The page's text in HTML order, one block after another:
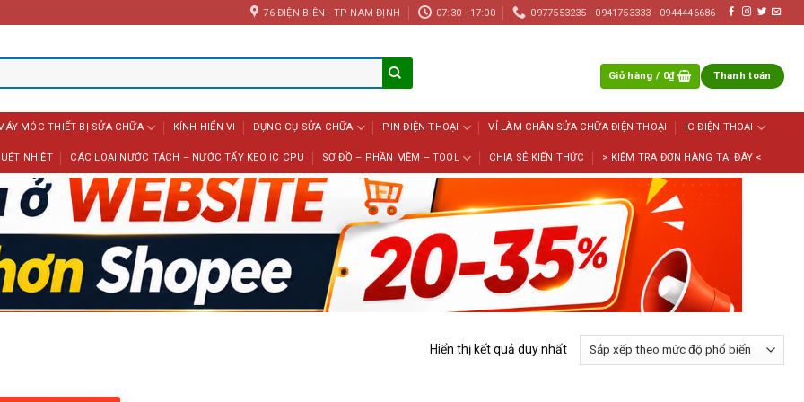
76 ĐIỆN BIÊN - TP NAM ĐỊNH 07:30 - 17:00 0977553235 - 0941753333 - 0944446686
Giỏ hàng / 0₫ Thanh toán
MÓC THIẾT BỊ SỬA CHỮA KÍNH HIỂN VI DỤNG CỤ SỬA CHỮA PIN ĐIỆN THOẠI VỈ LÀM CHÂN SỬA CHỮA ĐIỆN THOẠI IC ĐIỆN THOẠI
NHIỆT CÁC LOẠI NƯỚC TÁCH – NƯỚC TẨY KEO IC CPU SƠ ĐỒ – PHẦN MỀM – TOOL CHIA SẺ KIẾN THỨC > KIỂM TRA ĐƠN HÀNG TẠI ĐÂY <
Hiển thị kết quả duy nhất